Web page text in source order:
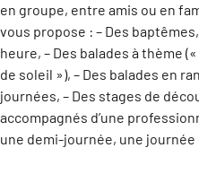
en groupe, entre amis ou en
vous propose : – Des baptêmes,
heure, – Des balades à thème
de soleil »), – Des balades en
journées, – Des stages de
accompagnés d’une
une demi-journée, une journée